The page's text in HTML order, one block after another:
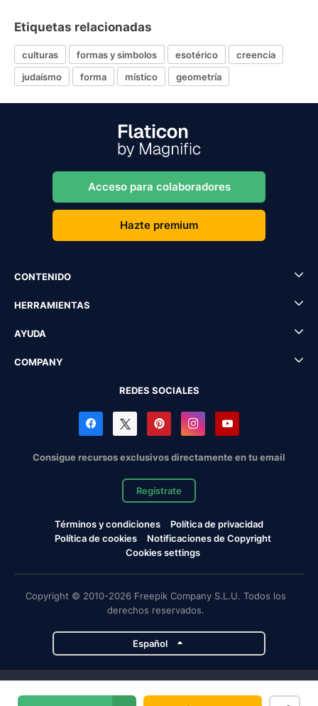
Etiquetas relacionadas
culturas formas y simbolos esotérico
creencia
judaísmo
forma místico geometría
Acceso para colaboradores
Hazte premium
CONTENIDO
HERRAMIENTAS
AYUDA
COMPANY
REDES SOCIALES
Consigue recursos exclusivos directamente en tu email
Regístrate
Términos y condiciones
Política de privacidad
Política de cookies
Notificaciones de Copyright
Cookies settings
Copyright © 2010-2026 Freepik Company S.L.U. Todos los
derechos reservados.
Español